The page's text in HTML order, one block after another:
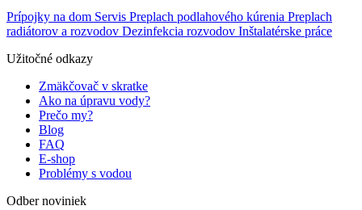
Prípojky na dom Servis Preplach podlahového kúrenia Preplach
radiátorov a rozvodov Dezinfekcia rozvodov Inštalatérske práce
Užitočné odkazy
Zmäkčovač v skratke
Ako na úpravu vody?
Prečo my?
Blog
FAQ
E-shop
Problémy s vodou
Odber noviniek